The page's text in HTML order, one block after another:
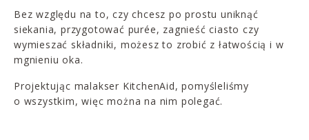
Bez względu na to, czy chcesz po prostu uniknąć
siekania, przygotować purée, zagnieść ciasto czy
wymieszać składniki, możesz to zrobić z łatwością i w
mgnieniu oka.
Projektując malakser KitchenAid, pomyśleliśmy
o wszystkim, więc można na nim polegać.